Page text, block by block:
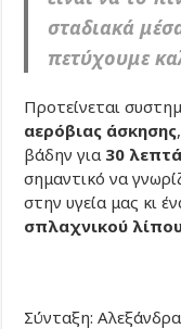
σταδιακά
πετύχουμε
Προτείνεται
αερόβιας άσκησης
βάδην για 30
σημαντικό να
στην υγεία μας κι
σπλαχνικού
Σύνταξη: